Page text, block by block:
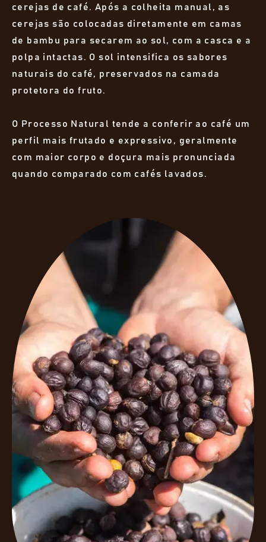
cerejas de café. Após a colheita manual, as
cerejas são colocadas diretamente em camas
de bambu para secarem ao sol, com a casca e a
polpa intactas. O sol intensifica os sabores
naturais do café, preservados na camada
protetora do fruto.
O Processo Natural tende a conferir ao café um
perfil mais frutado e expressivo, geralmente
com maior corpo e doçura mais pronunciada
quando comparado com cafés lavados.